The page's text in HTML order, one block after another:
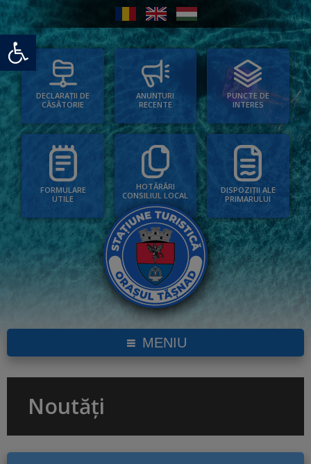
Deschide bara de unelte
DECLARAȚII DE
CĂSĂTORIE
ANUNȚURI
RECENTE
PUNCTE DE
INTERES
FORMULARE
UTILE
HOTĂRÂRI
CONSILIUL LOCAL
DISPOZIȚII ALE
PRIMARULUI
MENIU
Noutăți